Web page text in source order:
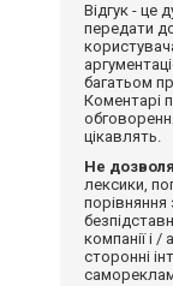
Відгук - це
передати
багатьом
Коментарі
цікавлять.
Не
лексики,
компанії і /
сторонні